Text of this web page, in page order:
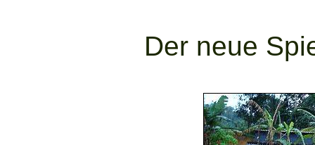
Der neue